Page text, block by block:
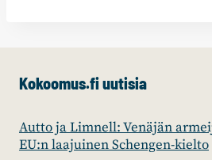
Kokoomus.fi uutisia
Autto ja Limnell: Venäjän
EU:n laajuinen Schengen-kielto